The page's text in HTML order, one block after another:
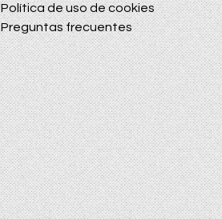
Política de uso de cookies
Preguntas frecuentes